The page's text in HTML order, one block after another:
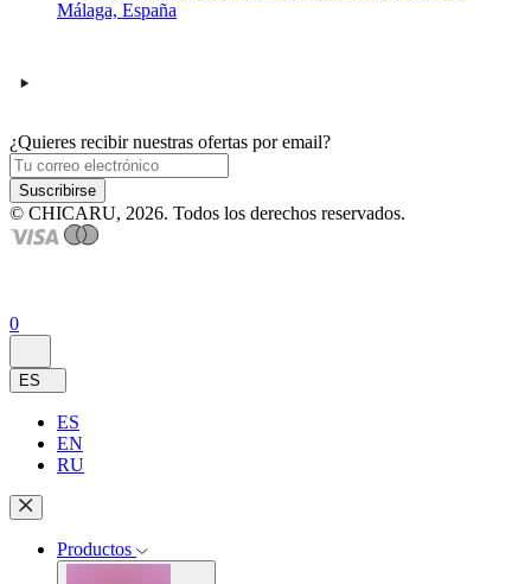
Málaga, España
¿Quieres recibir nuestras ofertas por email?
Suscribirse
© CHICARU, 2026. Todos los derechos reservados.
0
ES
ES
EN
RU
Productos